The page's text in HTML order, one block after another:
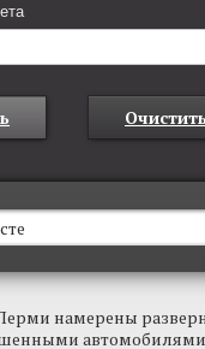
установят новые
беспилотников
намерены
автомобилями